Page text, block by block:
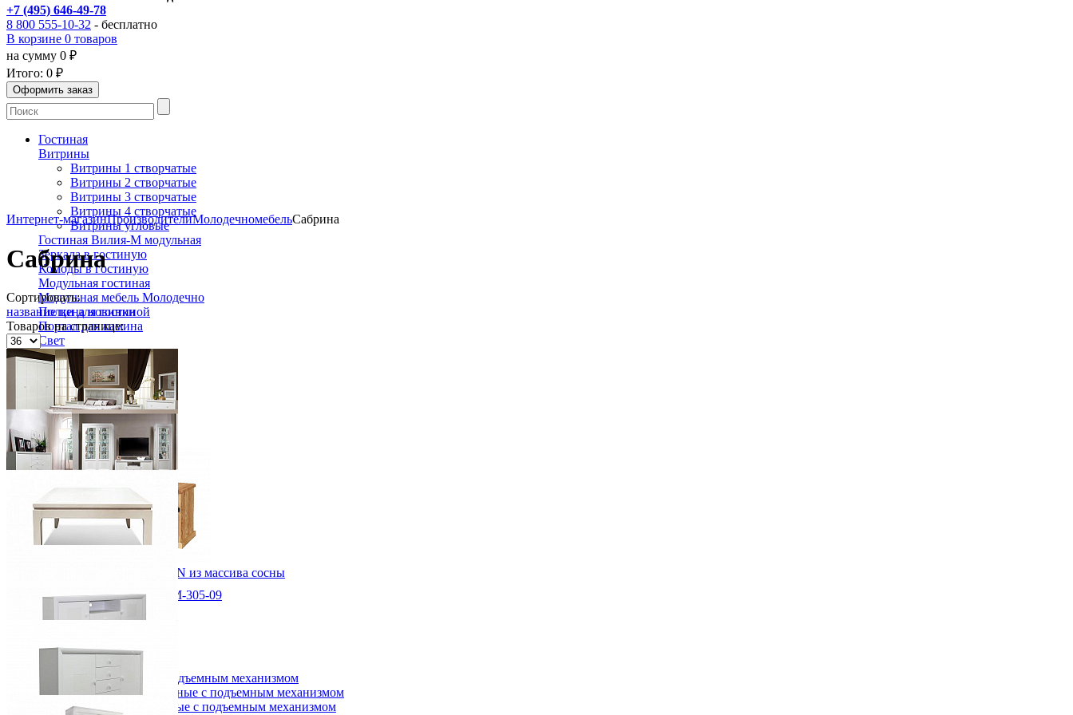
+7 (495) 646-49-78
8 800 555-10-32 - бесплатно
В корзине 0 товаров
на сумму 0 ₽
Итого: 0 ₽
Гостиная
Витрины
Витрины 1 створчатые
Витрины 2 створчатые
Витрины 3 створчатые
Витрины 4 створчатые
Витрины угловые
Гостиная Вилия-М модульная
Зеркала в гостиную
Комоды в гостиную
Модульная гостиная
Модульная мебель Молодечно
Полки для гостиной
Портал для камина
Свет
Бра
Лампа настольная
Стеллажи
Стойки и подставки
Столы журнальные
Тумбы для гостиной
Тумбы под ТВ
Тумба ROLLER-MT2P+3N из массива сосны
31 462 ₽
В корзину
-10%
Деревянные кровати с подъемным механизмом
Кровати односпальные с подъемным механизмом
Кровати двуспальные с подъемным механизмом
Интернет-магазинПроизводителиМолодечномебельСабрина
Сабрина
Сортировать:
название цена новинки
Товаров на странице:
Спальный гарнитур Сабрина
430 240 ₽
Мебель для гостиной Сабрина
535 070 ₽
В корзину
Купить в 1 клик
Стол журнальный Сабрина ММ-305-09
Тумба ТВ Сабрина ММ-305-11